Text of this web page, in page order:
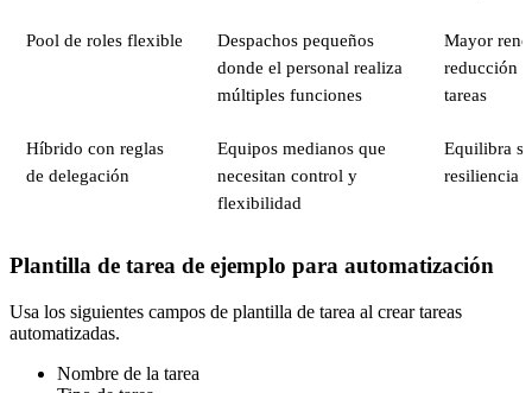
Pool de roles flexible
Despachos pequeños
donde el personal realiza
múltiples funciones
Mayor
reducción
tareas
Híbrido con reglas
de delegación
Equipos medianos que
necesitan control y
flexibilidad
Equilibra
resiliencia
Plantilla de tarea de ejemplo para automatización
Usa los siguientes campos de plantilla de tarea al crear tareas
automatizadas.
Nombre de la tarea